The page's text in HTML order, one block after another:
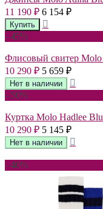
11 190 ₽ 6 154 ₽
- 45%
Флисовый свитер Molo
10 290 ₽ 5 659 ₽
- 50%
Куртка Molo Hadlee
10 290 ₽ 5 145 ₽
- 40%